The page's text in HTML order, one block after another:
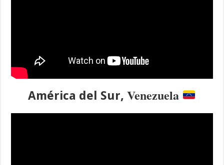
América del Sur,Venezuela